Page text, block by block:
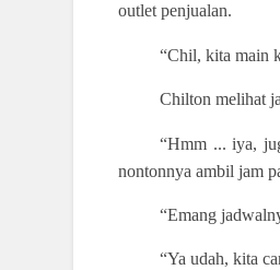
outlet penjualan.
“Chil, kita main
Chilton melihat
“Hmm ... iya,
nontonnya ambil jam
“Emang
“Ya udah, kita